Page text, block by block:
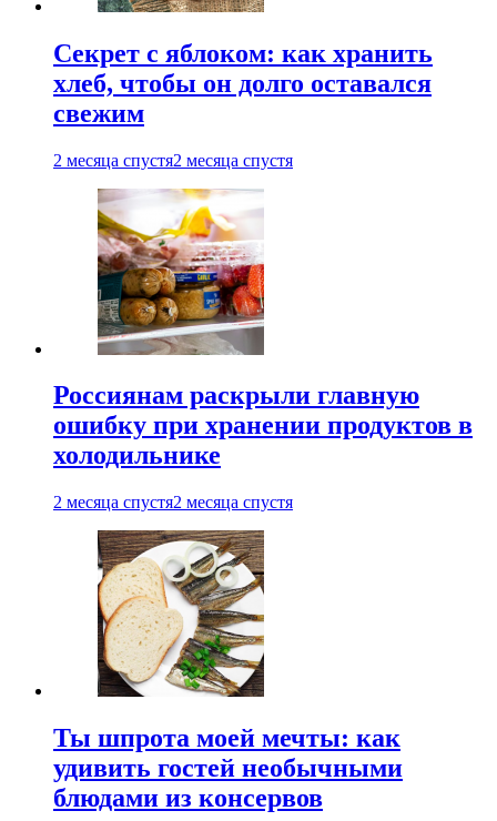
Секрет с яблоком: как хранить
хлеб, чтобы он долго оставался
свежим
2 месяца спустя2 месяца спустя
Россиянам раскрыли главную
ошибку при хранении продуктов в
холодильнике
2 месяца спустя2 месяца спустя
Ты шпрота моей мечты: как
удивить гостей необычными
блюдами из консервов